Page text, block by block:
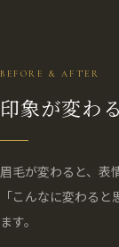
BEFORE & AFTER
印象が変わ
眉毛が変わると、表
「こんなに変わる
ます。